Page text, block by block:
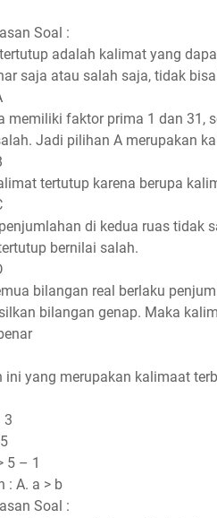
Soal :
adalah kalimat yang
saja atau salah saja, tidak
memiliki faktor prima 1 dan 31,
Jadi pilihan A merupakan
tertutup karena berupa
di kedua ruas tidak
bernilai salah.
bilangan real berlaku
bilangan genap. Maka
ini yang merupakan kalimaat
3
5 – 1
: A. a > b
Soal :